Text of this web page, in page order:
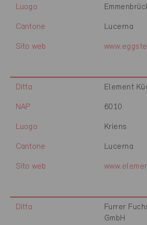
Luogo
Cantone Lucerna
Sito web
Ditta Element
NAP 6010
Luogo Kriens
Cantone Lucerna
Sito web
Ditta
Furrer
GmbH